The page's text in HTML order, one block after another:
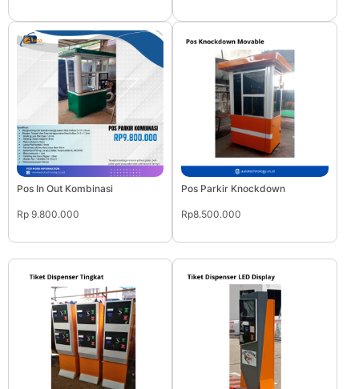
Pos In Out Kombinasi
Rp 9.800.000
Pos Parkir Knockdown
Rp8.500.000